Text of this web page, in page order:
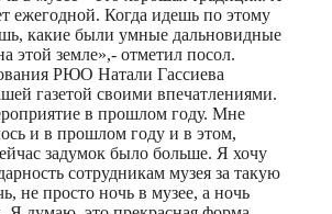
ежегодной. Когда идешь по этому
какие были умные дальновидные
этой земле»,- отметил посол.
РЮО Натали Гассиева
газетой своими впечатлениями.
в прошлом году. Мне
и в прошлом году и в этом,
задумок было больше. Я хочу
сотрудникам музея за такую
не просто ночь в музее, а ночь